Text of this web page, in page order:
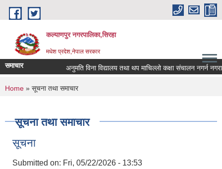
Skip to main content
कल्याणपुर नगरपालिका,सिरहा
मधेश प्रदेश,नेपाल सरकार
समाचार अनुमति विना विद्यालय तथा थप माचिल्लो कक्षा संचालन नगर्न
You are here
Home » सूचना तथा समाचार
सूचना तथा समाचार
सूचना
Submitted on: Fri, 05/22/2026 - 13:53